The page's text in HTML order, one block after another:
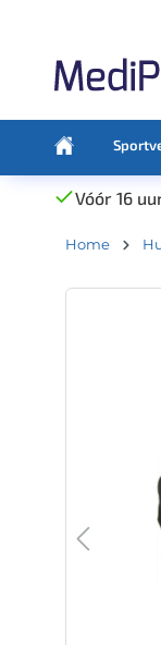
Vóór 16
Home